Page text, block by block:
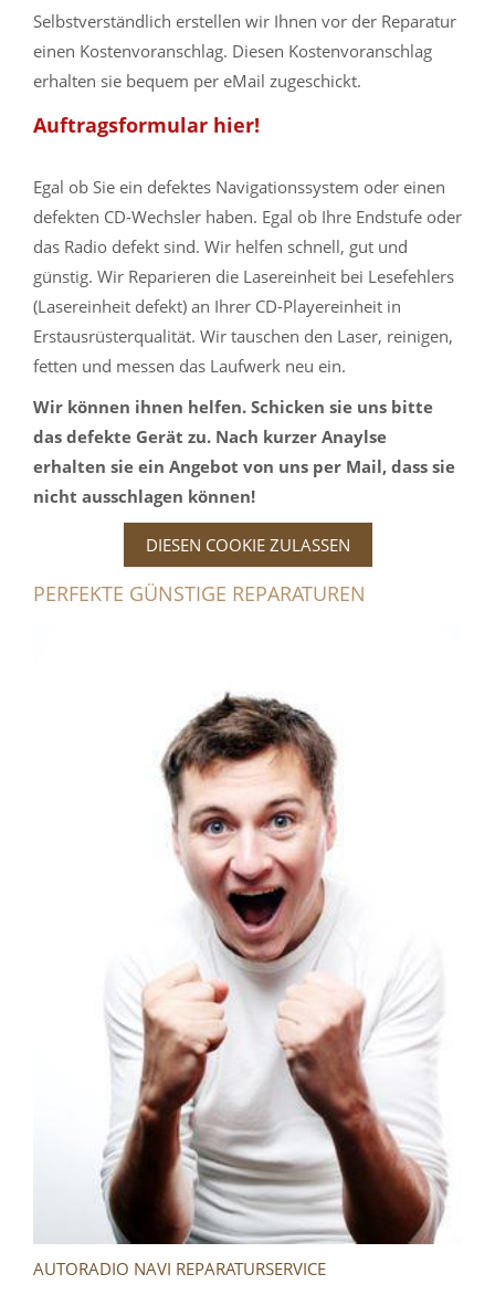
Selbstverständlich erstellen wir Ihnen vor der Reparatur
einen Kostenvoranschlag. Diesen Kostenvoranschlag
erhalten sie bequem per eMail zugeschickt.
Auftragsformular hier!
Egal ob Sie ein defektes Navigationssystem oder einen
defekten CD-Wechsler haben. Egal ob Ihre Endstufe oder
das Radio defekt sind. Wir helfen schnell, gut und
günstig. Wir Reparieren die Lasereinheit bei Lesefehlers
(Lasereinheit defekt) an Ihrer CD-Playereinheit in
Erstausrüsterqualität. Wir tauschen den Laser, reinigen,
fetten und messen das Laufwerk neu ein.
Wir können ihnen helfen. Schicken sie uns bitte
das defekte Gerät zu. Nach kurzer Anaylse
erhalten sie ein Angebot von uns per Mail, dass sie
nicht ausschlagen können!
DIESEN COOKIE ZULASSEN
PERFEKTE GÜNSTIGE REPARATUREN
AUTORADIO NAVI REPARATURSERVICE